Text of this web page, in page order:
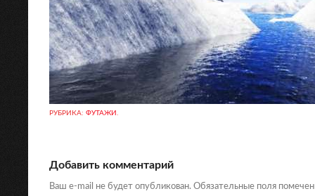
РУБРИКА: ФУТАЖИ .
Добавить комментарий
Ваш e-mail не будет опубликован. Обязательные поля